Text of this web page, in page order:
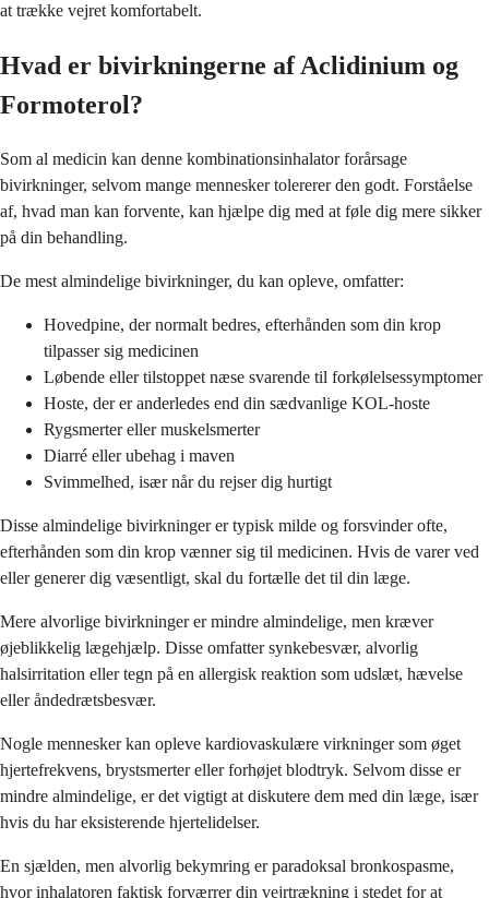
at trække vejret komfortabelt.
Hvad er bivirkningerne af Aclidinium og
Formoterol?
Som al medicin kan denne kombinationsinhalator forårsage
bivirkninger, selvom mange mennesker tolererer den godt. Forståelse
af, hvad man kan forvente, kan hjælpe dig med at føle dig mere sikker
på din behandling.
De mest almindelige bivirkninger, du kan opleve, omfatter:
Hovedpine, der normalt bedres, efterhånden som din krop
tilpasser sig medicinen
Løbende eller tilstoppet næse svarende til forkølelsessymptomer
Hoste, der er anderledes end din sædvanlige KOL-hoste
Rygsmerter eller muskelsmerter
Diarré eller ubehag i maven
Svimmelhed, især når du rejser dig hurtigt
Disse almindelige bivirkninger er typisk milde og forsvinder ofte,
efterhånden som din krop vænner sig til medicinen. Hvis de varer ved
eller generer dig væsentligt, skal du fortælle det til din læge.
Mere alvorlige bivirkninger er mindre almindelige, men kræver
øjeblikkelig lægehjælp. Disse omfatter synkebesvær, alvorlig
halsirritation eller tegn på en allergisk reaktion som udslæt, hævelse
eller åndedrætsbesvær.
Nogle mennesker kan opleve kardiovaskulære virkninger som øget
hjertefrekvens, brystsmerter eller forhøjet blodtryk. Selvom disse er
mindre almindelige, er det vigtigt at diskutere dem med din læge, især
hvis du har eksisterende hjertelidelser.
En sjælden, men alvorlig bekymring er paradoksal bronkospasme,
hvor inhalatoren faktisk forværrer din vejrtrækning i stedet for at